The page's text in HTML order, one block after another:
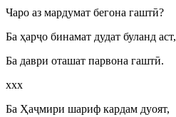
Чаро аз мардумат бегона гаштӣ?
Ба ҳарҷо бинамат дудат буланд аст,
Ба даври оташат парвона гаштӣ.
ххх
Ба Ҳаҷмири шариф кардам дуоят,